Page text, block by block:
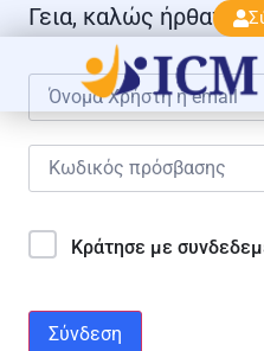
Γεια, καλώς ήρθατε
Κράτησε με
Σύνδεση